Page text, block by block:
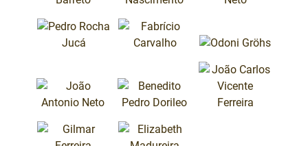
Maria Cristina
de Aguiar
CADEIRA 16
Carbonieri
Souza Barreto
Benedito
Pereira do
Luiz Orione
Neto
Jucá
CADEIRA 22
Carvalho
CADEIRA 23 Odoni Gröhs
CADEIRA 24